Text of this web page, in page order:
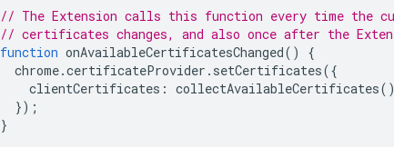
// The Extension calls this function every time the
// certificates changes, and also once after the
function onAvailableCertificatesChanged()
{
chrome.certificateProvider . setCertificates({
clientCertificates : collectAvailableCertificates()
});
}